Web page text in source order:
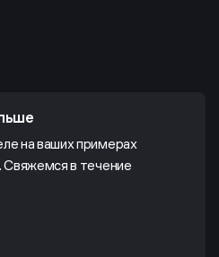
на ваших примерах
Свяжемся в течение